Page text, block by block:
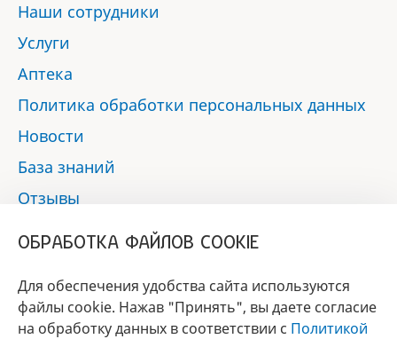
Наши сотрудники
Услуги
Аптека
Политика обработки персональных данных
Новости
База знаний
Отзывы
ОБРАБОТКА ФАЙЛОВ COOKIE
Для обеспечения удобства сайта используются
файлы cookie. Нажав "Принять", вы даете согласие
на обработку данных в соответствии с Политикой